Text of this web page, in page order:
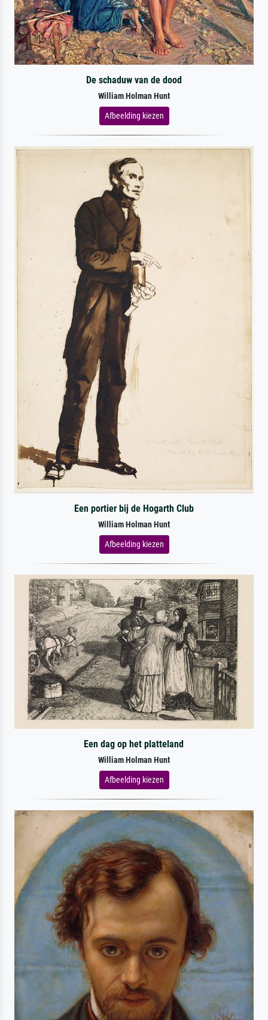
De schaduw van de dood
William Holman Hunt
Afbeelding kiezen
Een portier bij de Hogarth Club
William Holman Hunt
Afbeelding kiezen
Een dag op het platteland
William Holman Hunt
Afbeelding kiezen